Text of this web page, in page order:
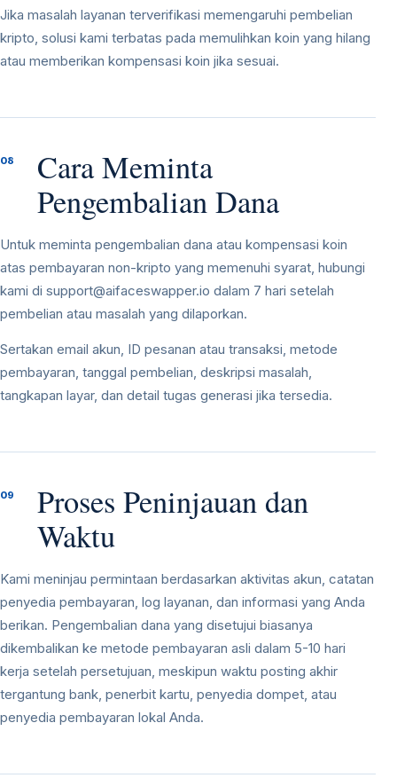
Jika masalah layanan terverifikasi memengaruhi pembelian
kripto, solusi kami terbatas pada memulihkan koin yang hilang
atau memberikan kompensasi koin jika sesuai.
08
Cara Meminta
Pengembalian Dana
Untuk meminta pengembalian dana atau kompensasi koin
atas pembayaran non-kripto yang memenuhi syarat, hubungi
kami di support@aifaceswapper.io dalam 7 hari setelah
pembelian atau masalah yang dilaporkan.
Sertakan email akun, ID pesanan atau transaksi, metode
pembayaran, tanggal pembelian, deskripsi masalah,
tangkapan layar, dan detail tugas generasi jika tersedia.
09
Proses Peninjauan dan
Waktu
Kami meninjau permintaan berdasarkan aktivitas akun, catatan
penyedia pembayaran, log layanan, dan informasi yang Anda
berikan. Pengembalian dana yang disetujui biasanya
dikembalikan ke metode pembayaran asli dalam 5-10 hari
kerja setelah persetujuan, meskipun waktu posting akhir
tergantung bank, penerbit kartu, penyedia dompet, atau
penyedia pembayaran lokal Anda.